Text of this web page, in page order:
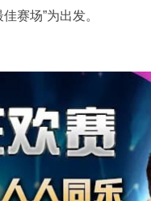
赛场”为出发。